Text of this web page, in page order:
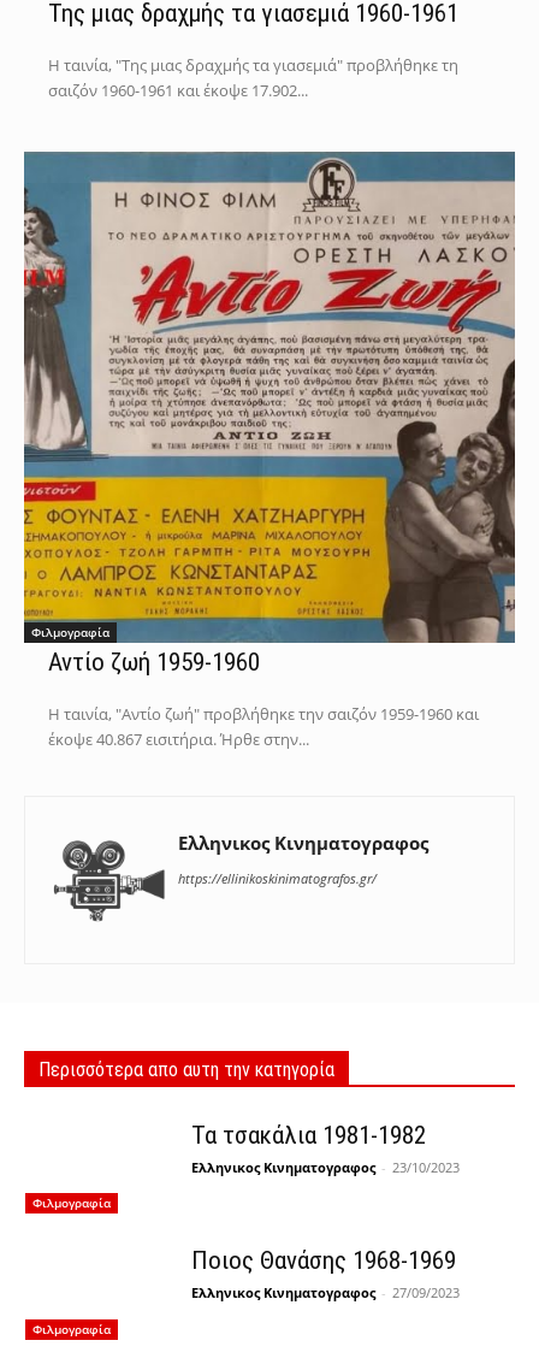
Της μιας δραχμής τα γιασεμιά 1960-1961
Η ταινία, "Της μιας δραχμής τα γιασεμιά" προβλήθηκε τη
σαιζόν 1960-1961 και έκοψε 17.902...
Φιλμογραφία
Αντίο ζωή 1959-1960
Η ταινία, "Αντίο ζωή" προβλήθηκε την σαιζόν 1959-1960 και
έκοψε 40.867 εισιτήρια. Ήρθε στην...
Ελληνικος Κινηματογραφος
https://ellinikoskinimatografos.gr/
Περισσότερα απο αυτη την κατηγορία
Φιλμογραφία
Τα τσακάλια 1981-1982
Ελληνικος Κινηματογραφος - 23/10/2023
Φιλμογραφία
Ποιος Θανάσης 1968-1969
Ελληνικος Κινηματογραφος - 27/09/2023